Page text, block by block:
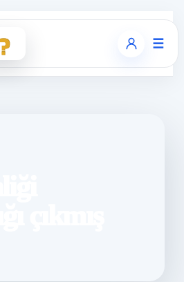
☰